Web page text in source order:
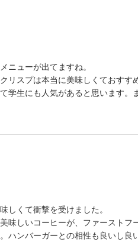
ニューが出てますね。
リスプは本当に美味しくておすす
学生にも人気があると思います。
しくて衝撃を受けました。
味しいコーヒーが、ファーストフ
ハンバーガーとの相性も良いし良